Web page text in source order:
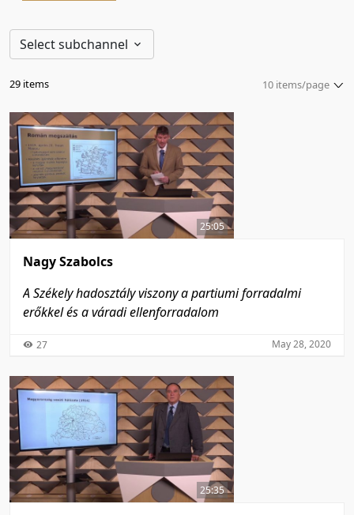
Select subchannel
29 items
10 items/page
25:05
Nagy Szabolcs
A Székely hadosztály viszony a partiumi forradalmi
erőkkel és a váradi ellenforradalom
27 May 28, 2020
25:35